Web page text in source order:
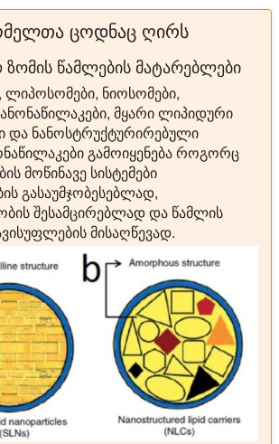
ცოდნაც ღირს
ზომის წამლების მატარებლები
ლიპოსომები, ნიოსომები,
მყარი ლიპიდური
და ნანოსტრუქტურირებული
გამოიყენება როგორც
მოწინავე სისტემები
გასაუმჯობესებლად,
შესამცირებლად და წამლის
მისაღწევად.